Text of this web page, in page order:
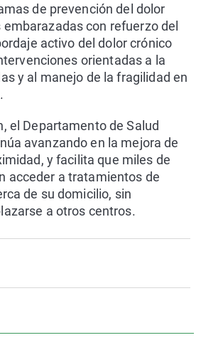
de prevención del dolor
con refuerzo del
activo del dolor crónico
orientadas a la
y al manejo de la fragilidad en
el Departamento de Salud
avanzando en la mejora de
y facilita que miles de
acceder a tratamientos de
de su domicilio, sin
a otros centros.